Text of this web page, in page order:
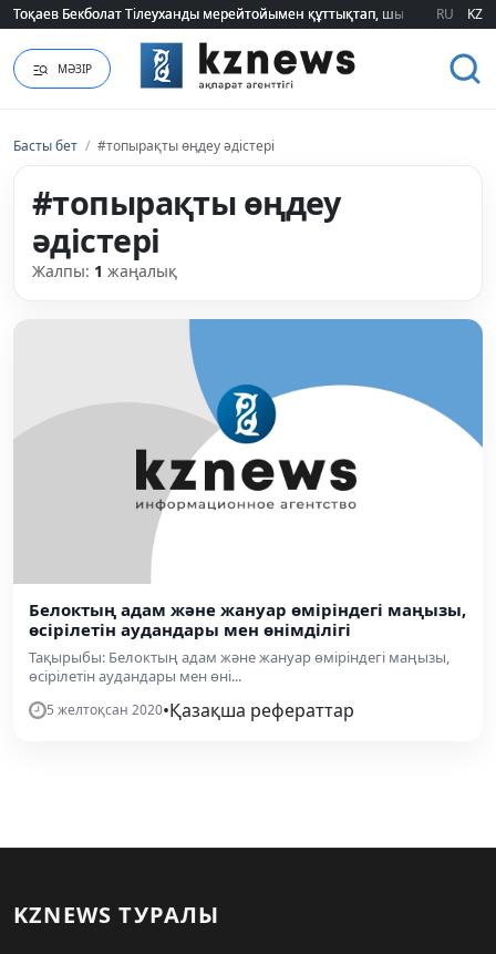
Тоқаев Бекболат Тілеуханды мерейтойымен құттықтап, шығармашылық
Тоқаев Бекболат Тілеуханды мерейтойымен құттықтап, шығармашылық
RU KZ
МӘЗІР
Басты бет / #топырақты өңдеу әдістері
#топырақты өңдеу
әдістері
Жалпы: 1 жаңалық
Белоктың адам және жануар өміріндегі маңызы,
өсірілетін аудандары мен өнімділігі
Тақырыбы: Белоктың адам және жануар өміріндегі маңызы,
өсірілетін аудандары мен өні...
5 желтоқсан 2020•Қазақша рефераттар
KZNEWS ТУРАЛЫ